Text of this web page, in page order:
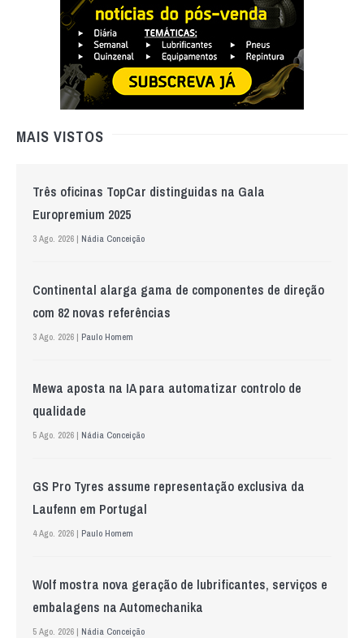
MAIS VISTOS
Três oficinas TopCar distinguidas na Gala
Europremium 2025
3 Ago. 2026 | Nádia Conceição
Continental alarga gama de componentes de direção
com 82 novas referências
3 Ago. 2026 | Paulo Homem
Mewa aposta na IA para automatizar controlo de
qualidade
5 Ago. 2026 | Nádia Conceição
GS Pro Tyres assume representação exclusiva da
Laufenn em Portugal
4 Ago. 2026 | Paulo Homem
Wolf mostra nova geração de lubrificantes, serviços e
embalagens na Automechanika
5 Ago. 2026 | Nádia Conceição